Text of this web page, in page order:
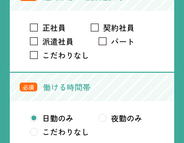
正社員
契約社員
派遣社員
パート
こだわりなし
必須 働ける時間帯
日勤のみ
夜勤のみ
こだわりなし